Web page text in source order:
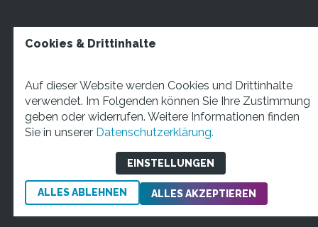
STARTUP TEENS Münsterstraße 5, 59065 Hamm. Fon:
+49 2381 4870207 Mail:info@startupteens.de
Impressum Datenschutzerklärung
Cookies & Drittinhalte
Auf dieser Website werden Cookies und Drittinhalte
verwendet. Im Folgenden können Sie Ihre Zustimmung
geben oder widerrufen. Weitere Informationen finden
Sie in unserer Datenschutzerklärung.
EINSTELLUNGEN
ALLES ABLEHNEN ALLES AKZEPTIEREN